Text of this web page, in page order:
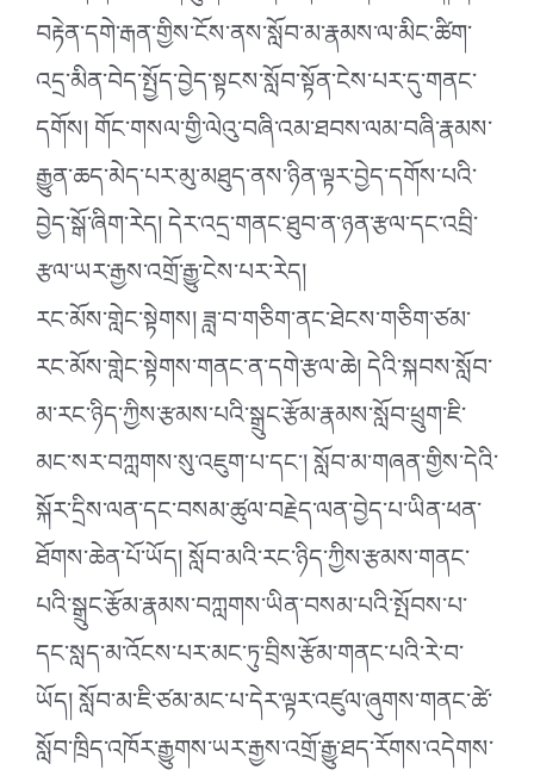
བརྟེན་དགེ་རྒན་གྱིས་ངོས་ནས་སློབ་མ་རྣམས་ལ་མིང་ཚིག་
འདྲ་མིན་བེད་སྤྱོད་བྱེད་སྟངས་སློབ་སྟོན་ངེས་པར་དུ་གནང་
དགོས། གོང་གསལ་གྱི་ལེའུ་བཞི་འམ་ཐབས་ལམ་བཞི་རྣམས་
རྒྱུན་ཆད་མེད་པར་མུ་མཐུད་ནས་ཉིན་ལྟར་བྱེད་དགོས་པའི་
བྱེད་སྒོ་ཞིག་རེད། དེར་འདྲ་གནང་ཐུབ་ན་ཉན་རྩལ་དང་འབྲི་
རྩལ་ཡར་རྒྱས་འགྲོ་རྒྱུ་ངེས་པར་རེད།
རང་མོས་གླེང་སྟེགས། ཟླ་བ་གཅིག་ནང་ཐེངས་གཅིག་ཙམ་
རང་མོས་གླེང་སྟེགས་གནང་ན་དགེ་རྩལ་ཆེ། དེའི་སྐབས་སློབ་
མ་རང་ཉིད་ཀྱིས་རྩམས་པའི་སྒྲུང་རྩོམ་རྣམས་སློབ་ཕྲུག་ཇི་
མང་སར་བཀླགས་སུ་འཇུག་པ་དང་། སློབ་མ་གཞན་གྱིས་དེའི་
སྐོར་དྲིས་ལན་དང་བསམ་ཚུལ་བརྗེད་ལན་བྱེད་པ་ཡིན་ཕན་
ཐོགས་ཆེན་པོ་ཡོད། སློབ་མའི་རང་ཉིད་ཀྱིས་རྩམས་གནང་
པའི་སྒྲུང་རྩོམ་རྣམས་བཀླགས་ཡིན་བསམ་པའི་སྤོབས་པ་
དང་སླད་མ་འོངས་པར་མང་ཏུ་བྲིས་རྩོམ་གནང་པའི་རེ་བ་
ཡོད། སློབ་མ་ཇི་ཙམ་མང་པ་དེར་ལྟར་འཛུལ་ཞུགས་གནང་ཚེ་
སློབ་ཁྲིད་འཁོར་རྒྱུགས་ཡར་རྒྱས་འགྲོ་རྒྱུ་ཐད་རོགས་འདེགས་